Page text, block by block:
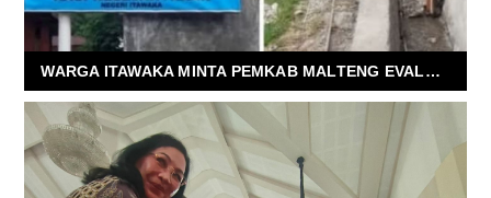
WARGA ITAWAKA MINTA PEMKAB MALTENG EVALUASI KINERJA KADES